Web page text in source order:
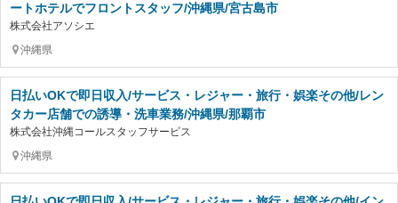
ートホテルでフロントスタッフ/沖縄県/宮古島市
株式会社アソシエ
沖縄県
日払いOKで即日収入/サービス・レジャー・旅行・娯楽その他/レン
タカー店舗での誘導・洗車業務/沖縄県/那覇市
株式会社沖縄コールスタッフサービス
沖縄県